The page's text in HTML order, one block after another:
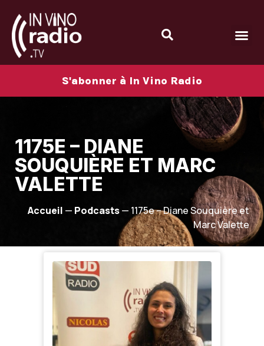
S'abonner à In Vino Radio
1175E – DIANE
SOUQUIÈRE ET MARC
VALETTE
Accueil — Podcasts— 1175e – Diane Souquière et
Marc Valette